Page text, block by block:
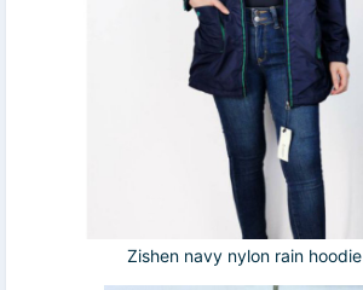
Zishen navy nylon rain